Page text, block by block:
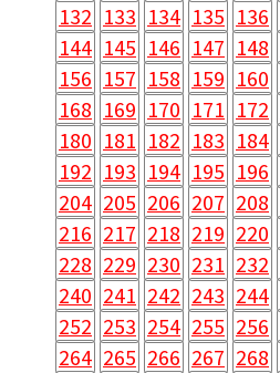
132 133 134 135 136
144 145 146 147 148
156 157 158 159 160
168 169 170 171 172
180 181 182 183 184
192 193 194 195 196
204 205 206 207 208
216 217 218 219 220
228 229 230 231 232
240 241 242 243 244
252 253 254 255 256
264 265 266 267 268